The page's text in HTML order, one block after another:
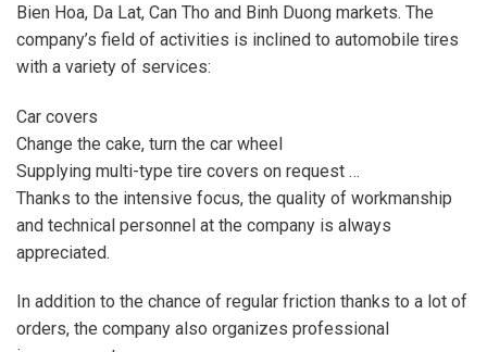
Bien Hoa, Da Lat, Can Tho and Binh Duong markets. The
company’s field of activities is inclined to automobile tires
with a variety of services:
Car covers
Change the cake, turn the car wheel
Supplying multi-type tire covers on request …
Thanks to the intensive focus, the quality of workmanship
and technical personnel at the company is always
appreciated.
In addition to the chance of regular friction thanks to a lot of
orders, the company also organizes professional